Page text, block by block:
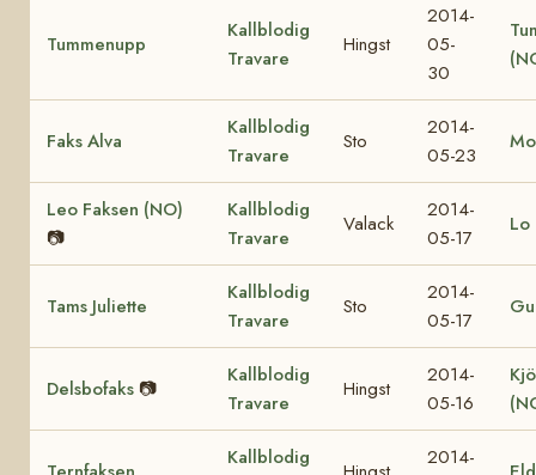
Tummenupp
Kallblodig
Travare
Hingst
2014-
05-
30
Faks Alva
Kallblodig
Travare
Sto
2014-
05-23
Leo Faksen (NO)
📷
Kallblodig
Travare
Valack
2014-
05-17
Lo
Tams Juliette
Kallblodig
Travare
Sto
2014-
05-17
Delsbofaks 📷
Kallblodig
Travare
Hingst
2014-
05-16
Kallblodig
2014-